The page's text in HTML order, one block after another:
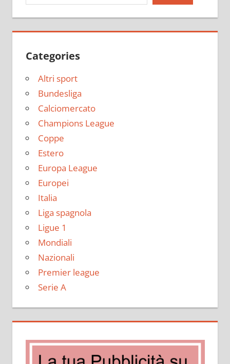
Categories
Altri sport
Bundesliga
Calciomercato
Champions League
Coppe
Estero
Europa League
Europei
Italia
Liga spagnola
Ligue 1
Mondiali
Nazionali
Premier league
Serie A